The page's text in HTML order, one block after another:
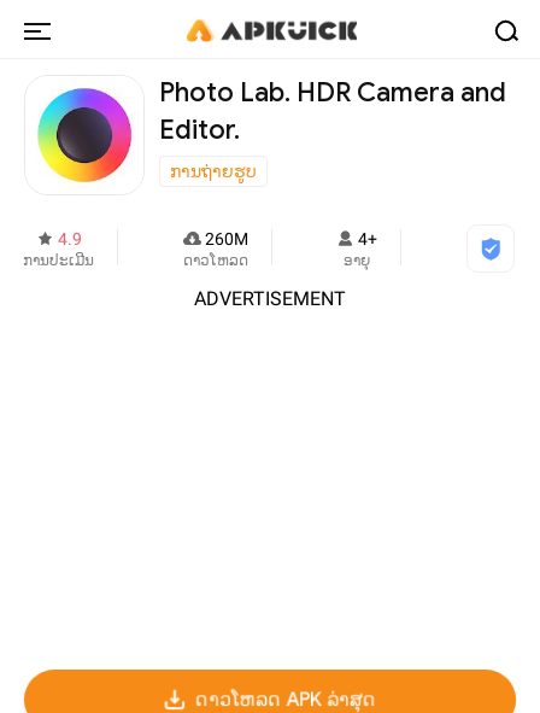
Photo Lab. HDR Camera and
Editor.
ການຖ່າຍຮູບ
4.9
ການປະເມີນ
260M
ດາວໂຫລດ
4+
ອາຍຸ
ADVERTISEMENT
ດາວໂຫລດ APK ລ່າສຸດ